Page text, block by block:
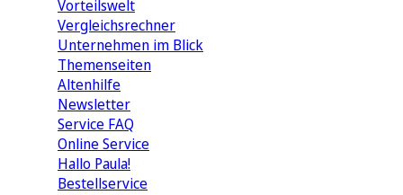
Vorteilswelt
Vergleichsrechner
Unternehmen im Blick
Themenseiten
Altenhilfe
Newsletter
Service FAQ
Online Service
Hallo Paula!
Bestellservice